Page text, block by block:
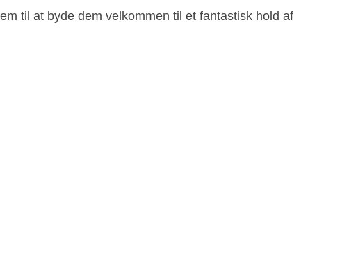
til at byde dem velkommen til et fantastisk hold af